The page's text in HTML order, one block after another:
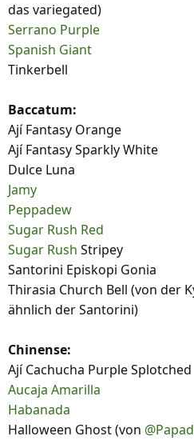
das variegated)
Serrano Purple
Spanish Giant
Tinkerbell
Baccatum:
Ají Fantasy Orange
Ají Fantasy Sparkly White
Dulce Luna
Jamy
Peppadew
Sugar Rush Red
Sugar Rush Stripey
Santorini Episkopi Gonia
Thirasia Church Bell (von der
ähnlich der Santorini)
Chinense:
Ají Cachucha Purple Splotched
Aucaja Amarilla
Habanada
Halloween Ghost (von